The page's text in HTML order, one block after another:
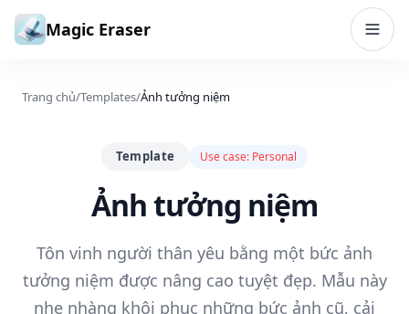
Bỏ qua đến nội dung
Magic Eraser
Trang chủ/Templates/Ảnh tưởng niệm
Template Use case: Personal
Ảnh tưởng niệm
Tôn vinh người thân yêu bằng một bức ảnh
tưởng niệm được nâng cao tuyệt đẹp. Mẫu này
nhẹ nhàng khôi phục những bức ảnh cũ, cải